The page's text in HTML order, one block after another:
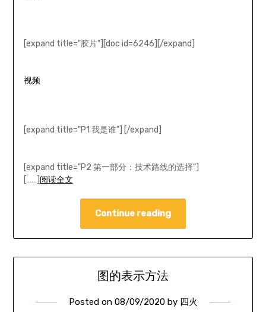
[expand title="胶片"][doc id=6246][/expand]
视频
[expand title="P1 我是谁"] [/expand]
[expand title="P2 第一部分：技术路线的选择"]
[……] 阅读全文
Continue reading
图的表示方法
Posted on 08/09/2020by 四火